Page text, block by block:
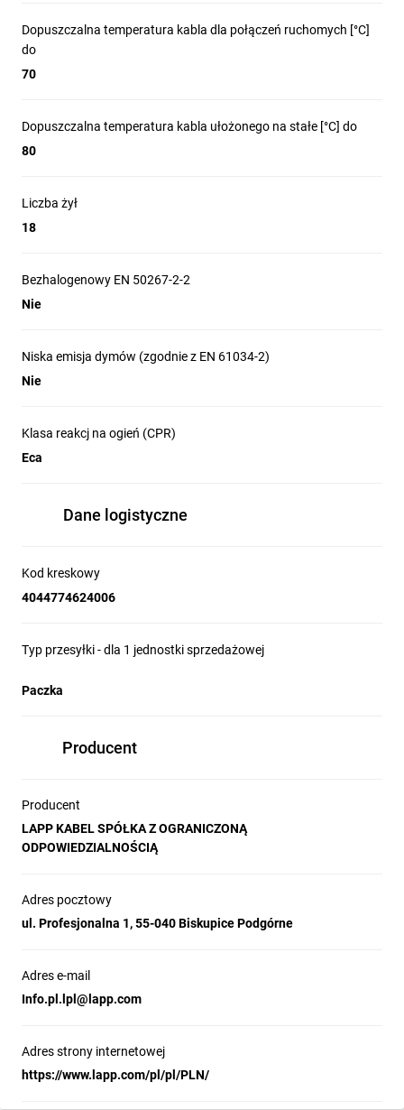
Dopuszczalna temperatura kabla dla połączeń ruchomych [°C]
do
70
Dopuszczalna temperatura kabla ułożonego na stałe [°C] do
80
Liczba żył
18
Bezhalogenowy EN 50267-2-2
Nie
Niska emisja dymów (zgodnie z EN 61034-2)
Nie
Klasa reakcj na ogień (CPR)
Eca
Dane logistyczne
Kod kreskowy
4044774624006
Typ przesyłki - dla 1 jednostki sprzedażowej
Paczka
Producent
Producent
LAPP KABEL SPÓŁKA Z OGRANICZONĄ
ODPOWIEDZIALNOŚCIĄ
Adres pocztowy
ul. Profesjonalna 1, 55-040 Biskupice Podgórne
Adres e-mail
Info.pl.lpl@lapp.com
Adres strony internetowej
https://www.lapp.com/pl/pl/PLN/